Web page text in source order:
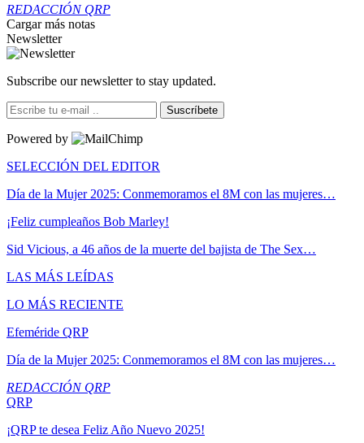
REDACCIÓN QRP
Cargar más notas
Newsletter
Subscribe our newsletter to stay updated.
Suscríbete
Powered by
SELECCIÓN DEL EDITOR
Día de la Mujer 2025: Conmemoramos el 8M con las mujeres…
¡Feliz cumpleaños Bob Marley!
Sid Vicious, a 46 años de la muerte del bajista de The Sex…
LAS MÁS LEÍDAS
LO MÁS RECIENTE
Efeméride QRP
Día de la Mujer 2025: Conmemoramos el 8M con las mujeres…
REDACCIÓN QRP
QRP
¡QRP te desea Feliz Año Nuevo 2025!